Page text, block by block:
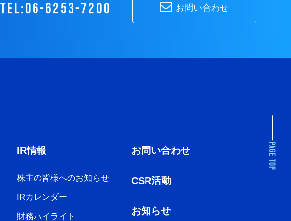
tel:06-6253-7200 お問い合わせ
IR情報
株主の皆様へのお知らせ
IRカレンダー
財務ハイライト
お問い合わせ
CSR活動
お知らせ